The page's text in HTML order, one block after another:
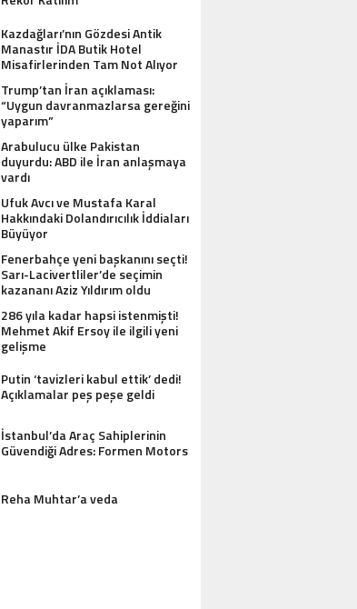
Kazdağları’nın Gözdesi Antik
Manastır İDA Butik Hotel
Misafirlerinden Tam Not Alıyor
Trump’tan İran açıklaması:
“Uygun davranmazlarsa gereğini
yaparım”
Arabulucu ülke Pakistan
duyurdu: ABD ile İran anlaşmaya
vardı
Ufuk Avcı ve Mustafa Karal
Hakkındaki Dolandırıcılık İddiaları
Büyüyor
Fenerbahçe yeni başkanını seçti!
Sarı-Lacivertliler’de seçimin
kazananı Aziz Yıldırım oldu
286 yıla kadar hapsi istenmişti!
Mehmet Akif Ersoy ile ilgili yeni
gelişme
Putin ‘tavizleri kabul ettik’ dedi!
Açıklamalar peş peşe geldi
İstanbul’da Araç Sahiplerinin
Güvendiği Adres: Formen Motors
Reha Muhtar’a veda